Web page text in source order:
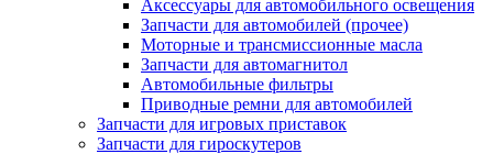
Аксессуары для автомобильного освещения
Запчасти для автомобилей (прочее)
Моторные и трансмиссионные масла
Запчасти для автомагнитол
Автомобильные фильтры
Приводные ремни для автомобилей
Запчасти для игровых приставок
Запчасти для гироскутеров